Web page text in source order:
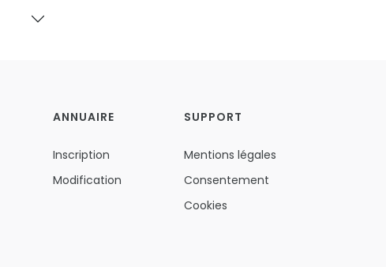
ANNUAIRE
Inscription
Modification
SUPPORT
Mentions légales
Consentement
Cookies